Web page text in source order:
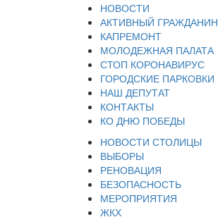
НОВОСТИ
АКТИВНЫЙ ГРАЖДАНИН
КАПРЕМОНТ
МОЛОДЕЖНАЯ ПАЛАТА
СТОП КОРОНАВИРУС
ГОРОДСКИЕ ПАРКОВКИ
НАШ ДЕПУТАТ
КОНТАКТЫ
КО ДНЮ ПОБЕДЫ
НОВОСТИ СТОЛИЦЫ
ВЫБОРЫ
РЕНОВАЦИЯ
БЕЗОПАСНОСТЬ
МЕРОПРИЯТИЯ
ЖКХ